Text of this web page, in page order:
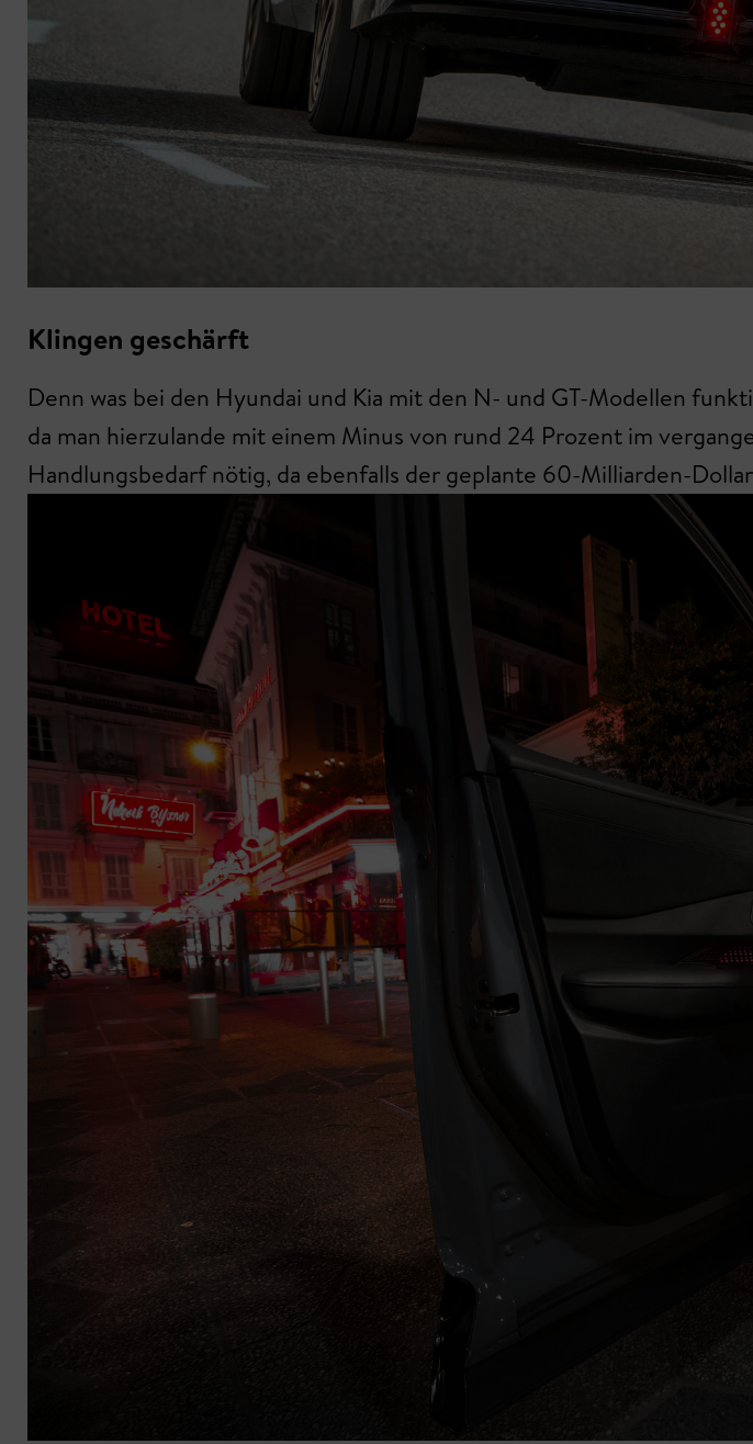
Klingen geschärft
Denn was bei den Hyundai und Kia mit den N- und GT-Modellen
da man hierzulande mit einem Minus von rund 24 Prozent im
Handlungsbedarf nötig, da ebenfalls der geplante 60-Milliarden-